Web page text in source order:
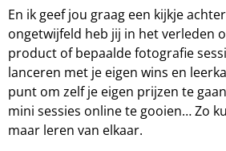
En ik geef jou graag een kijkje
ongetwijfeld heb jij in het verleden
product of bepaalde fotografie
lanceren met je eigen wins en
punt om zelf je eigen prijzen te
mini sessies online te gooien… Zo
maar leren van elkaar.